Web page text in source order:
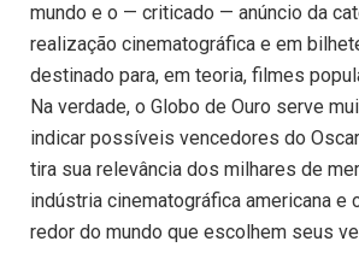
mundo e o — criticado — anúncio da
realização cinematográfica e em
destinado para, em teoria, filmes
Na verdade, o Globo de Ouro serve
indicar possíveis vencedores do
tira sua relevância dos milhares de
indústria cinematográfica americana e
redor do mundo que escolhem seus